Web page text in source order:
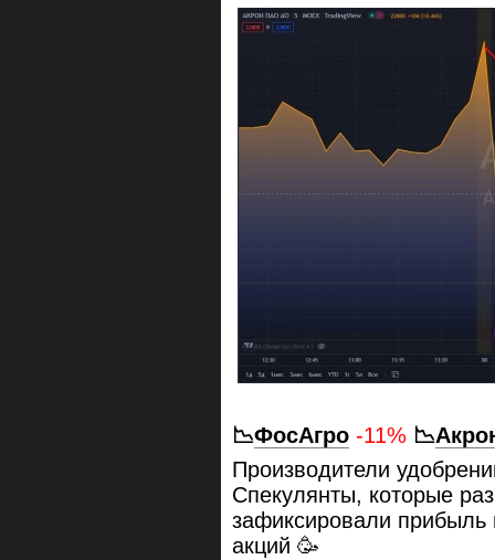
📉ФосАгро -11% 📉
Производители
Спекулянты, которые
зафиксировали прибыль
акций 🥳